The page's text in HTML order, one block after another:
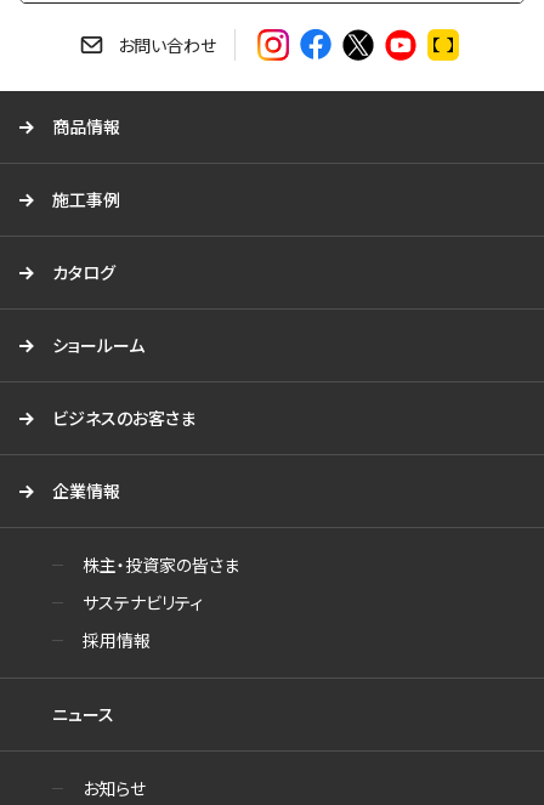
お問い合わせ
商品情報
施工事例
カタログ
ショールーム
ビジネスのお客さま
企業情報
株主・投資家の皆さま
サステナビリティ
採用情報
ニュース
お知らせ